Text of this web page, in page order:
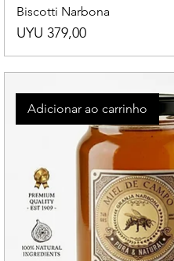
Biscotti Narbona
Preço
UYU 379,00
Adicionar ao carrinho